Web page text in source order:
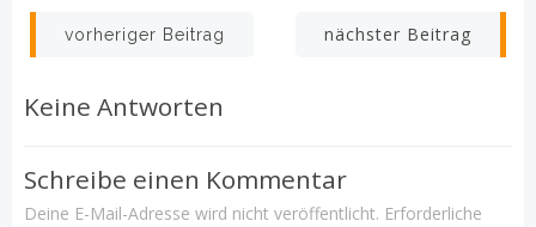
Beitrags-
Navigation
vorheriger Beitrag
Beitrags-
nächster Beitrag
Keine Antworten
Schreibe einen Kommentar
Deine E-Mail-Adresse wird nicht veröffentlicht. Erforderliche